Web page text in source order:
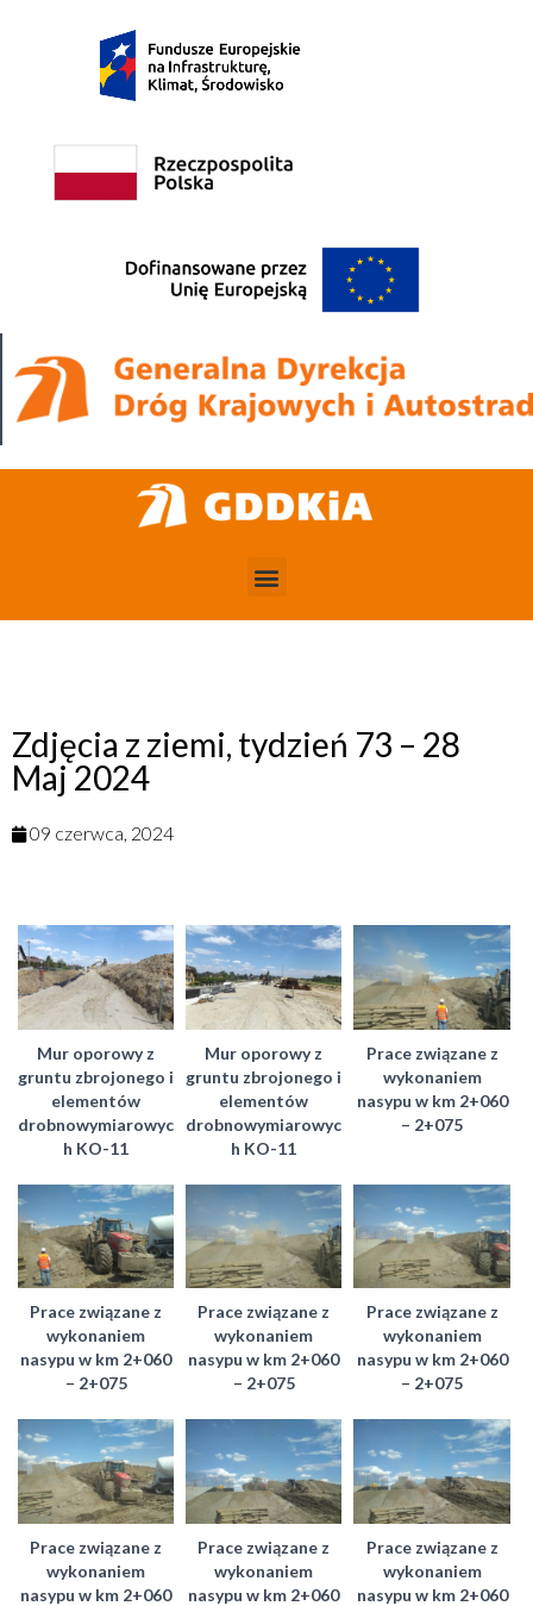
Zdjęcia z ziemi, tydzień 73 – 28
Maj 2024
09 czerwca, 2024
Mur oporowy z
gruntu zbrojonego i
elementów
drobnowymiarowyc
h KO-11
Mur oporowy z
gruntu zbrojonego i
elementów
drobnowymiarowyc
h KO-11
Prace związane z
wykonaniem
nasypu w km 2+060
– 2+075
Prace związane z
wykonaniem
nasypu w km 2+060
– 2+075
Prace związane z
wykonaniem
nasypu w km 2+060
– 2+075
Prace związane z
wykonaniem
nasypu w km 2+060
– 2+075
Prace związane z
wykonaniem
nasypu w km 2+060
Prace związane z
wykonaniem
nasypu w km 2+060
Prace związane z
wykonaniem
nasypu w km 2+060